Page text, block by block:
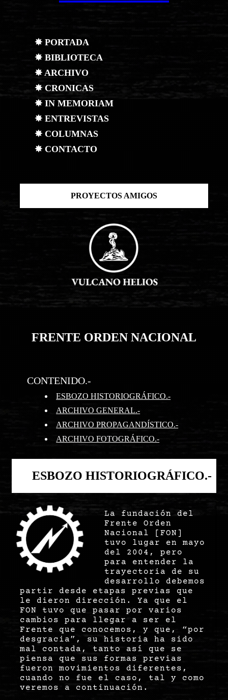
✸ PORTADA
✸ BIBLIOTECA
✸ ARCHIVO
✸ CRONICAS
✸ IN MEMORIAM
✸ ENTREVISTAS
✸ COLUMNAS
✸ CONTACTO
PROYECTOS AMIGOS
FRENTE ORDEN NACIONAL
CONTENIDO.-
ESBOZO HISTORIOGRÁFICO.-
ARCHIVO GENERAL.-
ARCHIVO PROPAGANDÍSTICO.-
ARCHIVO FOTOGRÁFICO.-
ESBOZO HISTORIOGRÁFICO.-
La fundación del
Frente Orden
Nacional [FON]
tuvo lugar en mayo
del 2004, pero
para entender la
trayectoria de su
desarrollo debemos
partir desde etapas previas que
le dieron dirección. Ya que el
FON tuvo que pasar por varios
cambios para llegar a ser el
Frente que conocemos, y que, “por
desgracia”, su historia ha sido
mal contada, tanto así que se
piensa que sus formas previas
fueron movimientos diferentes,
cuando no fue el caso, tal y como
veremos a continuación.